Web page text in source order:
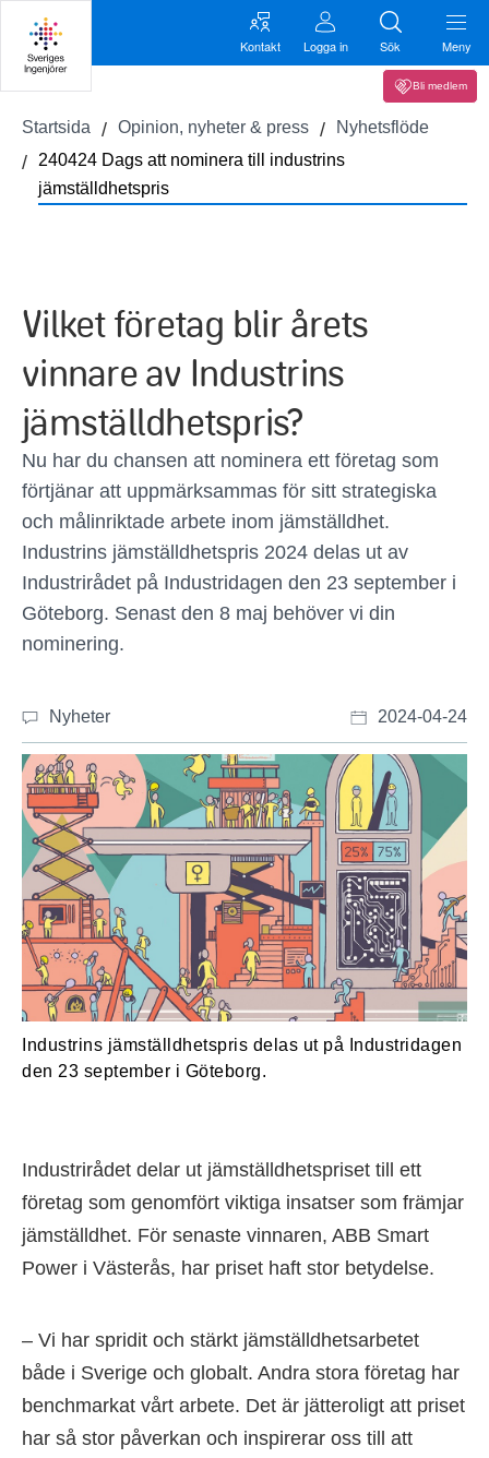
Kontakt Logga in Sök Meny
Bli medlem
Startsida Opinion, nyheter & press
Nyhetsflöde
240424 Dags att nominera till industrins
jämställdhetspris
Vilket företag blir årets
vinnare av Industrins
jämställdhetspris?
Nu har du chansen att nominera ett företag som
förtjänar att uppmärksammas för sitt strategiska
och målinriktade arbete inom jämställdhet.
Industrins jämställdhetspris 2024 delas ut av
Industrirådet på Industridagen den 23 september i
Göteborg. Senast den 8 maj behöver vi din
nominering.
Nyheter 2024-04-24
Industrins jämställdhetspris delas ut på Industridagen
den 23 september i Göteborg.
Industrirådet delar ut jämställdhetspriset till ett
företag som genomfört viktiga insatser som främjar
jämställdhet. För senaste vinnaren, ABB Smart
Power i Västerås, har priset haft stor betydelse.
– Vi har spridit och stärkt jämställdhetsarbetet
både i Sverige och globalt. Andra stora företag har
benchmarkat vårt arbete. Det är jätteroligt att priset
har så stor påverkan och inspirerar oss till att